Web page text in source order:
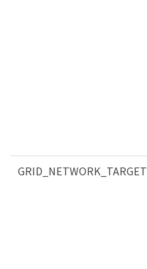
GRID_NETWORK_TARGET